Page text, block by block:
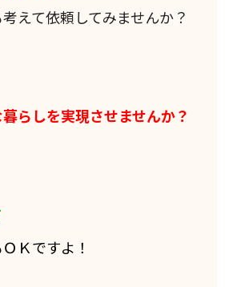
えて依頼してみませんか？
らしを実現させませんか？
Ｋですよ！